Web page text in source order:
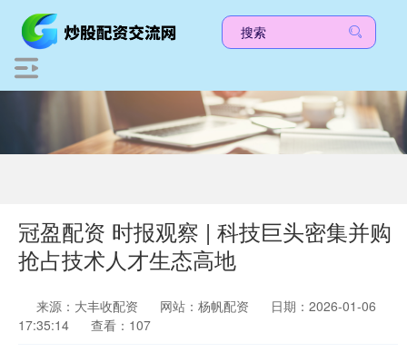
冠盈配资 时报观察 | 科技巨头密集并购
抢占技术人才生态高地
来源：大丰收配资 网站：杨帆配资
日期：2026-01-06
17:35:14
查看：107